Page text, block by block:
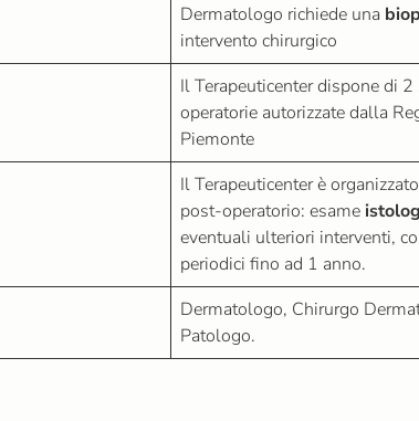
Dermatologo richiede una
intervento chirurgico
Il Terapeuticenter dispone di 2
operatorie autorizzate dalla
Piemonte
Il Terapeuticenter è
post-operatorio: esame
eventuali ulteriori interventi,
periodici fino ad 1 anno.
Dermatologo, Chirurgo
Patologo.